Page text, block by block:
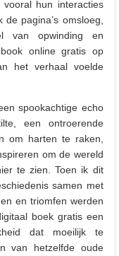
hun interacties
pagina’s omsloeg,
van opwinding en
online gratis op
het verhaal voelde
spookachtige echo
een ontroerende
om harten te raken,
om de wereld
te zien. Toen ik dit
samen met
en triomfen werden
boek gratis een
dat moeilijk te
van hetzelfde oude